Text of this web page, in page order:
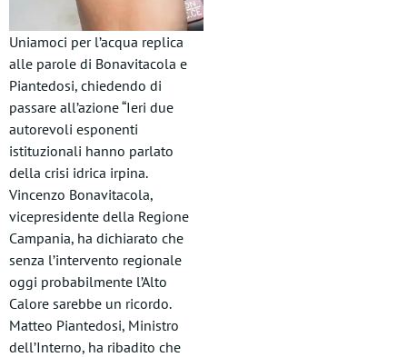
Uniamoci per l’acqua replica
alle parole di Bonavitacola e
Piantedosi, chiedendo di
passare all’azione “Ieri due
autorevoli esponenti
istituzionali hanno parlato
della crisi idrica irpina.
Vincenzo Bonavitacola,
vicepresidente della Regione
Campania, ha dichiarato che
senza l’intervento regionale
oggi probabilmente l’Alto
Calore sarebbe un ricordo.
Matteo Piantedosi, Ministro
dell’Interno, ha ribadito che